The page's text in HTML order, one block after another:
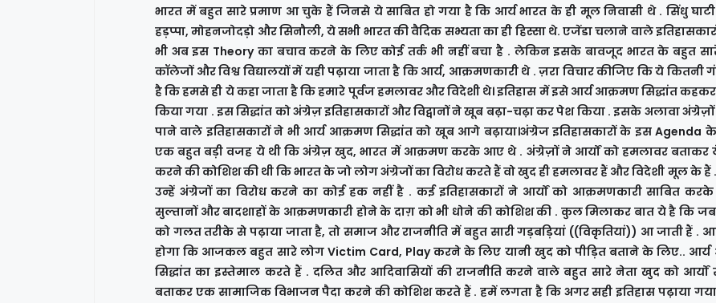
भारत में बहुत सारे प्रमाण आ चुके हैं जिनसे ये साबित हो गया है कि आर्य भारत के ही मूल निवासी थे . सिंधु
हड़प्पा, मोहनजोदड़ो और सिनौली, ये सभी भारत की वैदिक सभ्यता का ही हिस्सा थे. एजेंडा चलाने वाले
भी अब इस Theory का बचाव करने के लिए कोई तर्क भी नहीं बचा है . लेकिन इसके बावजूद भारत के बहुत
कॉलेजों और विश्व विद्यालयों में यही पढ़ाया जाता है कि आर्य, आक्रमणकारी थे . ज़रा विचार कीजिए कि ये कितनी
है कि हमसे ही ये कहा जाता है कि हमारे पूर्वज हमलावर और विदेशी थे। इतिहास में इसे आर्य आक्रमण सिद्धांत कहकर
किया गया . इस सिद्धांत को अंग्रेज़ इतिहासकारों और विद्वानों ने खूब बढ़ा-चढ़ा कर पेश किया . इसके अलावा
पाने वाले इतिहासकारों ने भी आर्य आक्रमण सिद्धांत को खूब आगे बढ़ाया।अंग्रेज इतिहासकारों के इस Agenda
एक बहुत बड़ी वजह ये थी कि अंग्रेज़ खुद, भारत में आक्रमण करके आए थे . अंग्रेज़ों ने आर्यों को हमलावर बताकर
करने की कोशिश की थी कि भारत के जो लोग अंग्रेजों का विरोध करते हैं वो खुद ही हमलावर हैं और विदेशी मूल के हैं
उन्हें अंग्रेजों का विरोध करने का कोई हक नहीं है . कई इतिहासकारों ने आर्यों को आक्रमणकारी साबित
सुल्तानों और बादशाहों के आक्रमणकारी होने के दाग़ को भी धोने की कोशिश की . कुल मिलाकर बात ये है कि जब
को गलत तरीके से पढ़ाया जाता है, तो समाज और राजनीति में बहुत सारी गड़बड़ियां ((विकृतियां)) आ जाती हैं .
होगा कि आजकल बहुत सारे लोग Victim Card, Play करने के लिए यानी खुद को पीड़ित बताने के लिए..
सिद्धांत का इस्तेमाल करते हैं . दलित और आदिवासियों की राजनीति करने वाले बहुत सारे नेता खुद को आर्यों
बताकर एक सामाजिक विभाजन पैदा करने की कोशिश करते हैं . हमें लगता है कि अगर सही इतिहास पढ़ाया गया